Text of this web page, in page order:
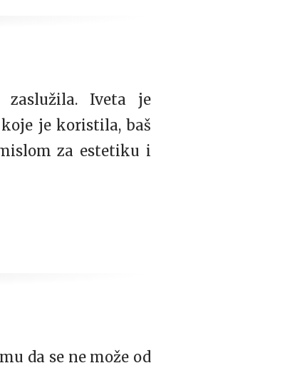
Iveta je
je koristila, baš
za estetiku i
da se ne može od